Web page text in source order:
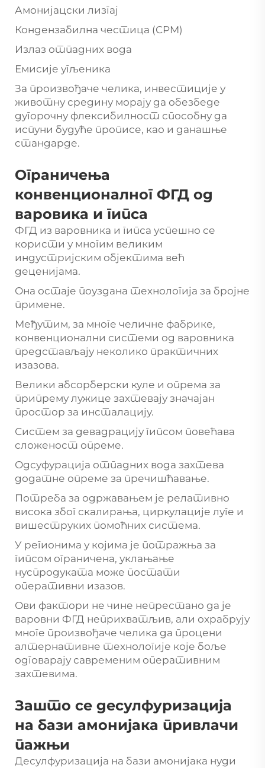
Амонијацски лизгај
Кондензабилна честица (CPM)
Излаз отпадних вода
Емисије угљеника
За произвођаче челика, инвестиције у
животну средину морају да обезбеде
дугорочну флексибилност способну да
испуни будуће прописе, као и данашње
стандарде.
Ограничења
конвенционалног ФГД од
варовика и гипса
ФГД из варовника и гипса успешно се
користи у многим великим
индустријским објектима већ
деценијама.
Она остаје поуздана технологија за бројне
примене.
Међутим, за многе челичне фабрике,
конвенционални системи од варовника
представљају неколико практичних
изазова.
Велики абсорберски куле и опрема за
припрему лужице захтевају значајан
простор за инсталацију.
Систем за девадрацију гипсом повећава
сложеност опреме.
Одсуфурација отпадних вода захтева
додатне опреме за пречишћавање.
Потреба за одржавањем је релативно
висока због скалирања, циркулације луге и
вишеструких помоћних система.
У регионима у којима је потражња за
гипсом ограничена, уклањање
нуспродуката може постати
оперативни изазов.
Ови фактори не чине непрестано да је
варовни ФГД неприхватљив, али охрабрују
многе произвођаче челика да процени
алтернативне технологије које боље
одговарају савременим оперативним
захтевима.
Зашто се десулфуризација
на бази амонијака привлачи
пажњи
Десулфуризација на бази амонијака нуди